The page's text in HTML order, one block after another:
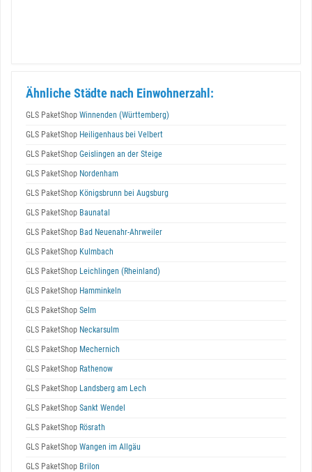
Ähnliche Städte nach Einwohnerzahl:
GLS PaketShop Winnenden (Württemberg)
GLS PaketShop Heiligenhaus bei Velbert
GLS PaketShop Geislingen an der Steige
GLS PaketShop Nordenham
GLS PaketShop Königsbrunn bei Augsburg
GLS PaketShop Baunatal
GLS PaketShop Bad Neuenahr-Ahrweiler
GLS PaketShop Kulmbach
GLS PaketShop Leichlingen (Rheinland)
GLS PaketShop Hamminkeln
GLS PaketShop Selm
GLS PaketShop Neckarsulm
GLS PaketShop Mechernich
GLS PaketShop Rathenow
GLS PaketShop Landsberg am Lech
GLS PaketShop Sankt Wendel
GLS PaketShop Rösrath
GLS PaketShop Wangen im Allgäu
GLS PaketShop Brilon